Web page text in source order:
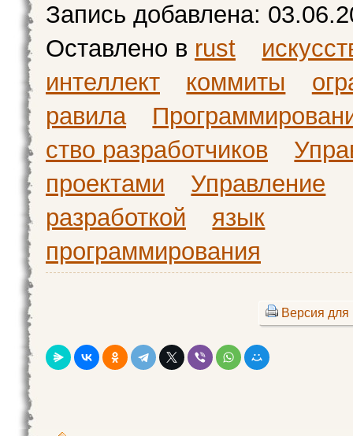
Запись добавлена:
Оставлено в rust
интеллект
коммиты
равила
ство разработчиков
проектами
Управление
разработкой
язык
программирования
Версия для